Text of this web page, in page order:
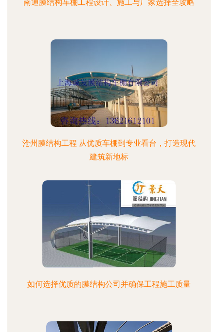
南通膜结构车棚工程设计、施工与厂家选择全攻略
沧州膜结构工程 从优质车棚到专业看台，打造现代
建筑新地标
如何选择优质的膜结构公司并确保工程施工质量